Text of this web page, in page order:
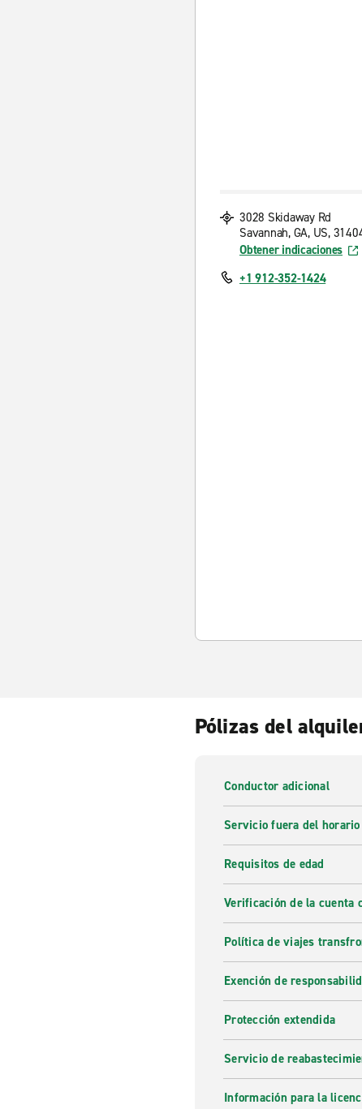
3028 Skidaway Rd
Savannah, GA, US,
Obtener indicaciones
+1 912-352-1424
Pólizas del
Conductor adicional
Servicio fuera del
Requisitos de edad
Verificación de la cuenta
Política de viajes
Exención de
Protección extendida
Servicio de
Información para la